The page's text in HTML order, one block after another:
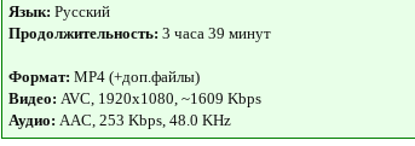
Язык: Русский
Продолжительность: 3 часа 39 минут
Формат: MP4 (+доп.файлы)
Видео: AVC, 1920x1080, ~1609 Kbps
Аудио: AAC, 253 Kbps, 48.0 KHz